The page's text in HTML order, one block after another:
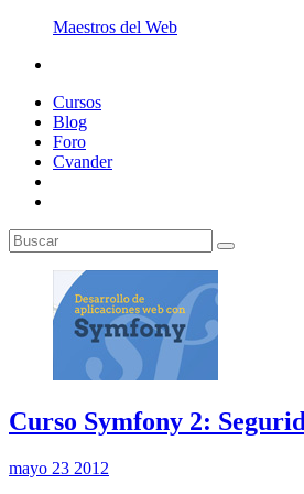
Maestros del Web
Cursos
Blog
Foro
Cvander
Curso Symfony 2:
mayo 23 2012